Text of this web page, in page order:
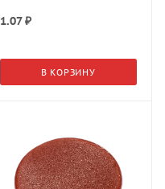
1.07₽
В КОРЗИНУ